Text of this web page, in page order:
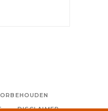
DISCLAIMER